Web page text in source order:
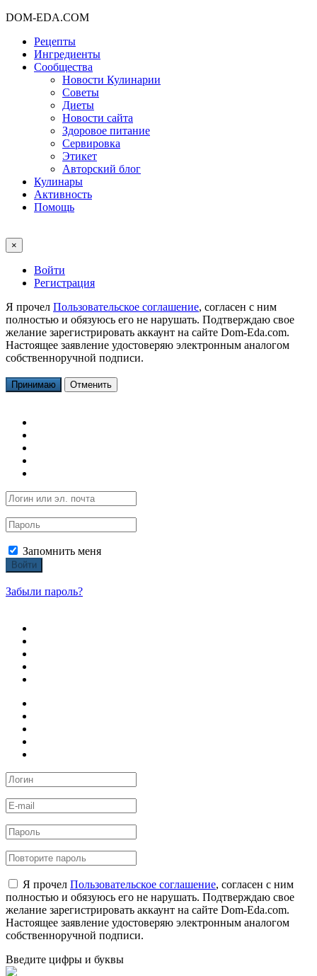
DOM-EDA.COM
Рецепты
Ингредиенты
Сообщества
Новости Кулинарии
Советы
Диеты
Новости сайта
Здоровое питание
Сервировка
Этикет
Авторский блог
Кулинары
Активность
Помощь
×
Войти
Регистрация
Я прочел Пользовательское соглашение, согласен с ним
полностью и обязуюсь его не нарушать. Подтверждаю свое
желание зарегистрировать аккаунт на сайте Dom-Eda.com.
Настоящее заявление удостоверяю электронным аналогом
собственноручной подписи.
Принимаю Отменить
Запомнить меня
Войти
Забыли пароль?
Я прочел Пользовательское соглашение, согласен с ним
полностью и обязуюсь его не нарушать. Подтверждаю свое
желание зарегистрировать аккаунт на сайте Dom-Eda.com.
Настоящее заявление удостоверяю электронным аналогом
собственноручной подписи.
Введите цифры и буквы